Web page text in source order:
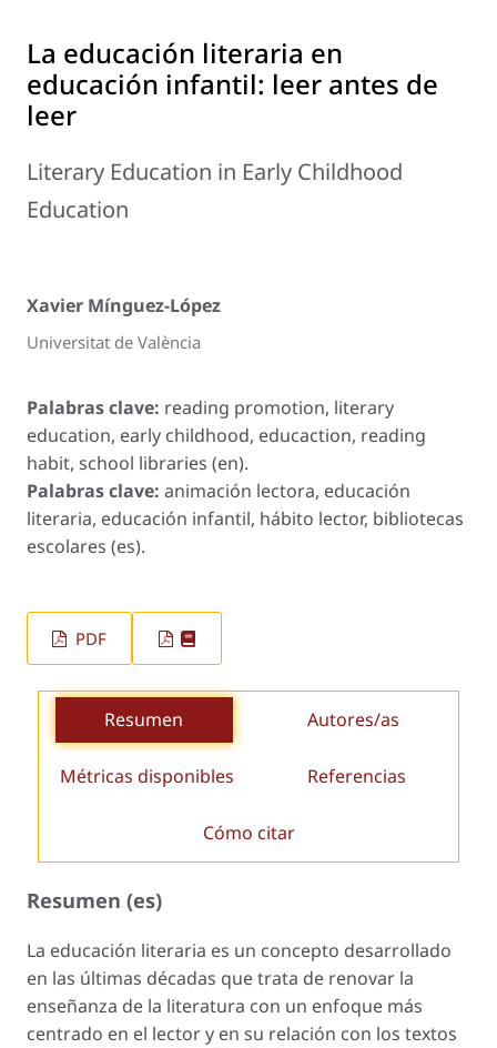
La educación literaria en
educación infantil: leer antes de
leer
Literary Education in Early Childhood
Education
Xavier Mínguez-López
Universitat de València
Palabras clave: reading promotion, literary
education, early childhood, educaction, reading
habit, school libraries (en).
Palabras clave: animación lectora, educación
literaria, educación infantil, hábito lector, bibliotecas
escolares (es).
PDF
Resumen Autores/as
Métricas disponibles Referencias
Cómo citar
Resumen (es)
La educación literaria es un concepto desarrollado
en las últimas décadas que trata de renovar la
enseñanza de la literatura con un enfoque más
centrado en el lector y en su relación con los textos